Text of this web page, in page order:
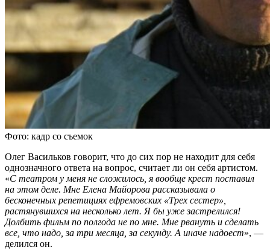
Фото: кадр со съемок
Олег Васильков говорит, что до сих пор не находит для себя
однозначного ответа на вопрос, считает ли он себя артистом.
«С театром у меня не сложилось, я вообще крест поставил
на этом деле. Мне Елена Майорова рассказывала о
бесконечных репетициях ефремовских «Трех сестер»,
растянувшихся на несколько лет. Я бы уже застрелился!
Долбить фильм по полгода не по мне. Мне рвануть и сделать
все, что надо, за три месяца, за секунду. А иначе надоест», —
делился он.